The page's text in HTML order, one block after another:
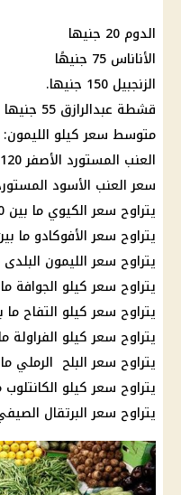
الدوم 20 جنيها
الأناناس 75 جنيهًا
الزنجبيل 150 جنيها.
قشطة عبدالرازق 55 جنيها
متوسط ​​سعر كيلو الليمون: 80 جنيهًا.
العنب المستورد الأصفر 120 جنيهات
سعر العنب الأسود المستورد 120
يتراوح سعر الكيوي ما بين 70 إلى 150 جنيهًا.
يتراوح سعر الأفوكادو ما بين 70 إلى 150
يتراوح سعر الليمون البلدى ما بين 60
يتراوح سعر كيلو الجوافة ما بين 25 إلى
يتراوح سعر كيلو التفاح ما بين 55 إلى 60
يتراوح سعر كيلو الفراولة ما بين 20 إلى
يتراوح سعر البلح الرملي ما بين 14 إلى
يتراوح سعر كيلو الكانتلوب ما بين 12.5
يتراوح سعر البرتقال الصيفي ما بين 12